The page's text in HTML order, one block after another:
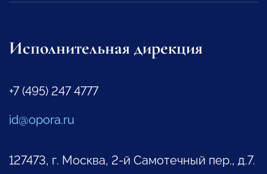
Исполнительная дирекция
+7 (495) 247 4777
id@opora.ru
127473, г. Москва, 2-й Самотечный пер., д.7.